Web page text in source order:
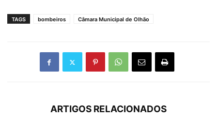
TAGS bombeiros Câmara Municipal de Olhão
ARTIGOS RELACIONADOS